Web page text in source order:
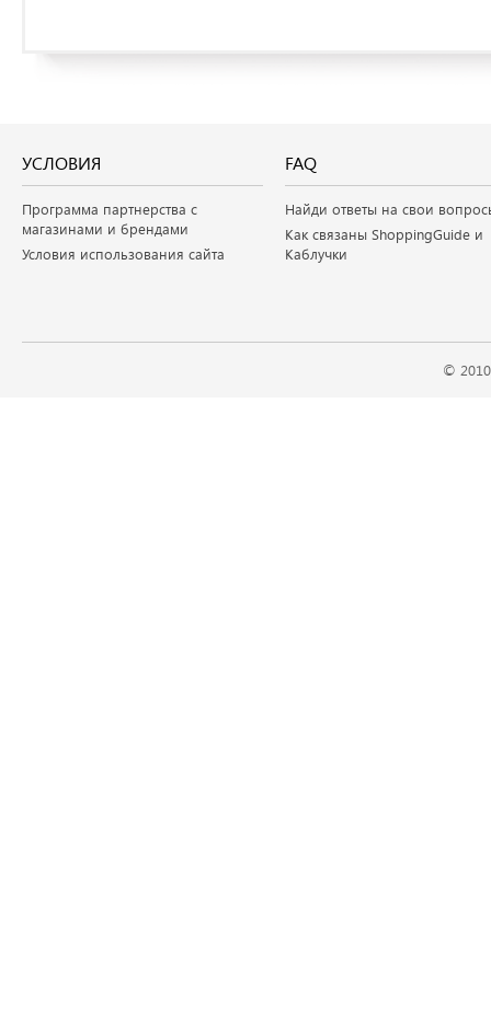
УСЛОВИЯ
Программа партнерства с
магазинами и брендами
Условия использования сайта
FAQ
Найди ответы на свои
Как связаны ShoppingGuide и
Каблучки
©